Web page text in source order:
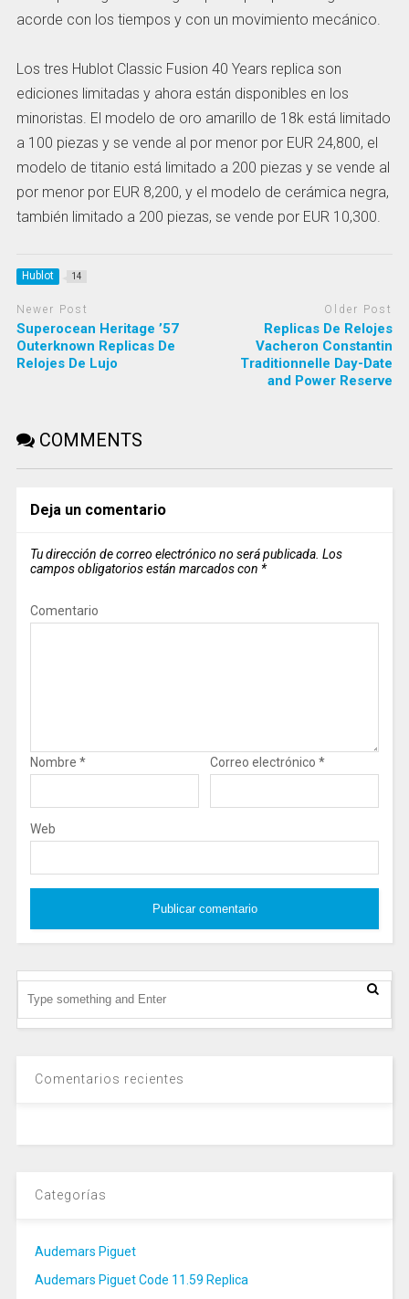
acorde con los tiempos y con un movimiento mecánico.
Los tres Hublot Classic Fusion 40 Years replica son
ediciones limitadas y ahora están disponibles en los
minoristas. El modelo de oro amarillo de 18k está limitado
a 100 piezas y se vende al por menor por EUR 24,800, el
modelo de titanio está limitado a 200 piezas y se vende al
por menor por EUR 8,200, y el modelo de cerámica negra,
también limitado a 200 piezas, se vende por EUR 10,300.
Hublot 14
Newer Post
Superocean Heritage ’57
Outerknown Replicas De
Relojes De Lujo
Older Post
Replicas De Relojes
Vacheron Constantin
Traditionnelle Day-Date
and Power Reserve
COMMENTS
Deja un comentario
Tu dirección de correo electrónico no será publicada. Los
campos obligatorios están marcados con *
Comentario
Nombre * Correo electrónico *
Web
Comentarios recientes
Categorías
Audemars Piguet
Audemars Piguet Code 11.59 Replica